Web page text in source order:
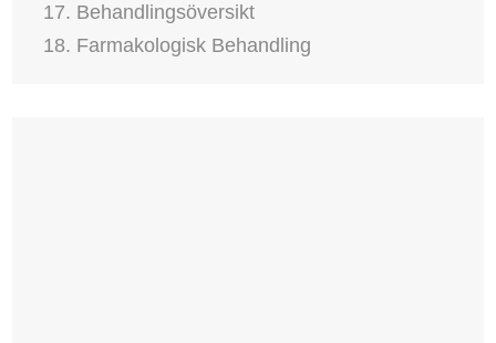
17. Behandlingsöversikt
18. Farmakologisk Behandling